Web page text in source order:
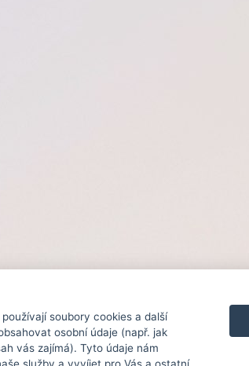
soubory cookies a další
osobní údaje (např. jak
vás zajímá). Tyto údaje nám